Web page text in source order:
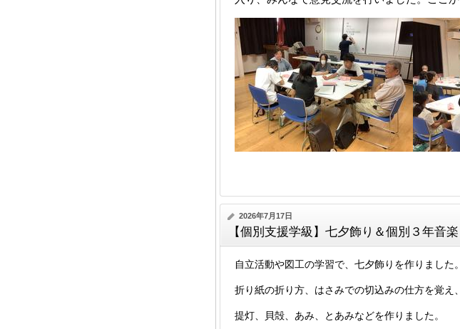
2026年7月17日
【個別支援学級】七夕飾り＆個別３年音楽
自立活動や図工の学習で、七夕飾りを作りました。
折り紙の折り方、はさみでの切込みの仕方を覚え、
提灯、貝殻、あみ、とあみなどを作りました。